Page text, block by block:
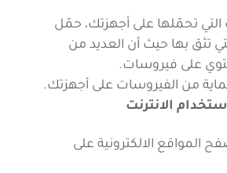
التي تحمّلها على أجهزتك، حمّل
تثق بها حيث أن العديد من
على فيروسات.
من الفيروسات على أجهزتك.
الانترنت
المواقع الالكترونية على